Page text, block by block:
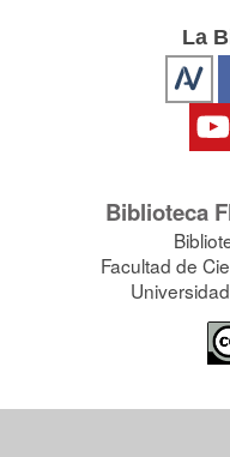
La
Biblioteca
Facultad de